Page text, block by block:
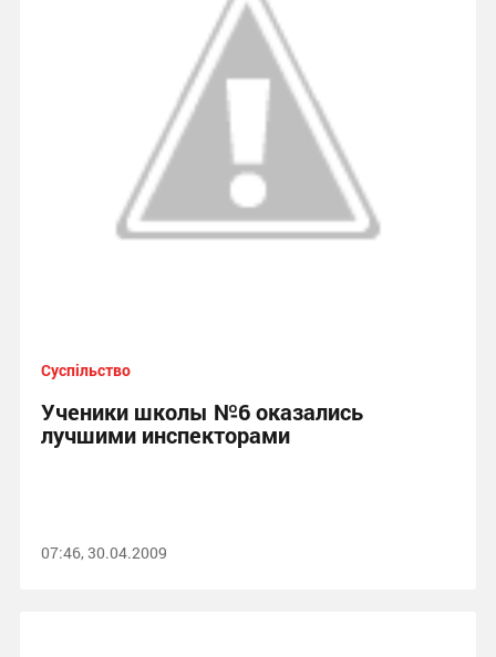
Суспільство
Ученики школы №6 оказались
лучшими инспекторами
07:46, 30.04.2009